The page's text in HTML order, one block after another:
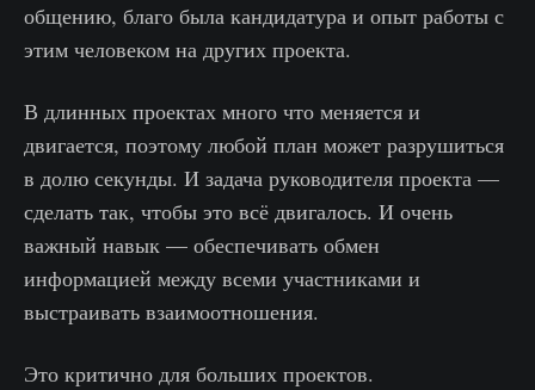
общению, благо была кандидатура и опыт работы с
этим человеком на других проекта.
В длинных проектах много что меняется и
двигается, поэтому любой план может разрушиться
в долю секунды. И задача руководителя проекта —
сделать так, чтобы это всё двигалось. И очень
важный навык — обеспечивать обмен
информацией между всеми участниками и
выстраивать взаимоотношения.
Это критично для больших проектов.